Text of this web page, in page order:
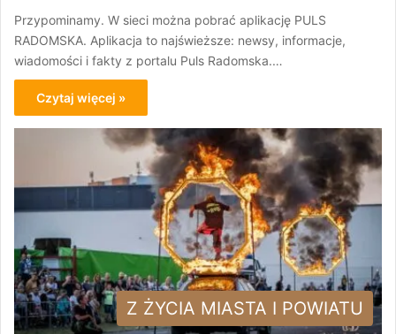
Przypominamy. W sieci można pobrać aplikację PULS
RADOMSKA. Aplikacja to najświeższe: newsy, informacje,
wiadomości i fakty z portalu Puls Radomska.…
Czytaj więcej »
Z ŻYCIA MIASTA I POWIATU